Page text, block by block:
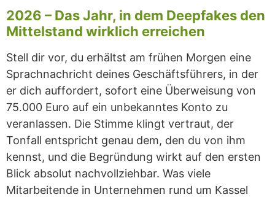
2026 – Das Jahr, in dem Deepfakes den
Mittelstand wirklich erreichen
Stell dir vor, du erhältst am frühen Morgen eine
Sprachnachricht deines Geschäftsführers, in der
er dich auffordert, sofort eine Überweisung von
75.000 Euro auf ein unbekanntes Konto zu
veranlassen. Die Stimme klingt vertraut, der
Tonfall entspricht genau dem, den du von ihm
kennst, und die Begründung wirkt auf den ersten
Blick absolut nachvollziehbar. Was viele
Mitarbeitende in Unternehmen rund um Kassel